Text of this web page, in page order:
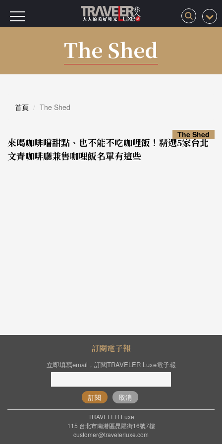
The Shed
首頁 The Shed
來喝咖啡嚐甜點、也不能不吃咖哩飯！精選5家台北
文青咖啡廳兼售咖哩飯名單有這些
The Shed
訂閱電子報
立即填寫email，訂閱TRAVELER Luxe電子報
訂閱 取消
TRAVELER Luxe
115 台北市南港區昆陽街16號7樓
customer@travelerluxe.com